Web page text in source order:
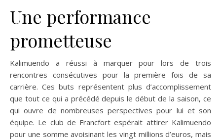
Une performance
prometteuse
Kalimuendo a réussi à marquer pour lors de trois
rencontres consécutives pour la première fois de sa
carrière. Ces buts représentent plus d’accomplissement
que tout ce qui a précédé depuis le début de la saison, ce
qui ouvre de nombreuses perspectives pour lui et son
équipe. Le club de Francfort espérait attirer Kalimuendo
pour une somme avoisinant les vingt millions d’euros, mais